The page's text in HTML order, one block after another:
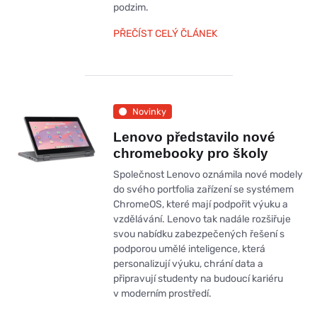
podzim.
PŘEČÍST CELÝ ČLÁNEK
Novinky
Lenovo představilo nové
chromebooky pro školy
Společnost Lenovo oznámila nové modely
do svého portfolia zařízení se systémem
ChromeOS, které mají podpořit výuku a
vzdělávání. Lenovo tak nadále rozšiřuje
svou nabídku zabezpečených řešení s
podporou umělé inteligence, která
personalizují výuku, chrání data a
připravují studenty na budoucí kariéru
v moderním prostředí.